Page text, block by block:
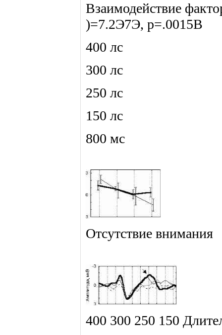
Взаимодействие
)=7.2Э7Э, р=.0015В
400 лс
300 лс
250 лс
150 лс
800 мс
Отсутствие внимания
400 300 250 150